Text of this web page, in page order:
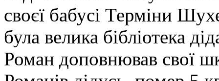
своєї бабусі Терміни
була велика бібліотека
Роман доповнював свої